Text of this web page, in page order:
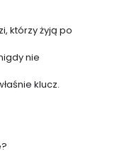
którzy żyją po
nie
klucz.